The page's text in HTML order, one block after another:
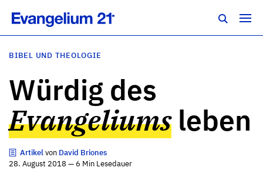
BIBEL UND THEOLOGIE
Würdig des
Evangeliumsleben
Artikelvon David Briones
28. August 2018 — 6 Min Lesedauer